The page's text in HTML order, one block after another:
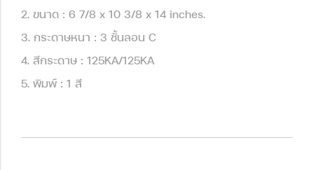
2. ขนาด : 6 7/8 x 10 3/8 x 14 inches.
3. กระดาษหนา : 3 ชั้นลอน C
4. สีกระดาษ : 125KA/125KA
5. พิมพ์ : 1 สี